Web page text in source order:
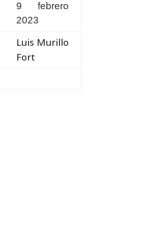
9 febrero
2023
Luis Murillo
Fort